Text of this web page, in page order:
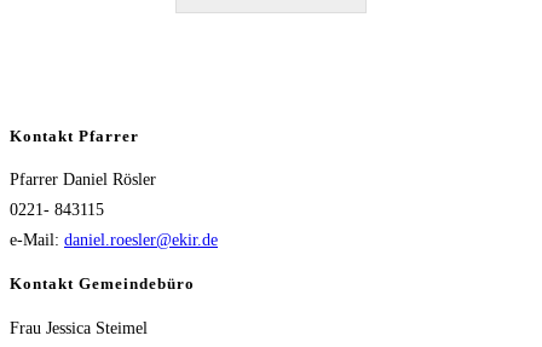
Kontakt Pfarrer
Pfarrer Daniel Rösler
0221- 843115
e-Mail: daniel.roesler@ekir.de
Kontakt Gemeindebüro
Frau Jessica Steimel